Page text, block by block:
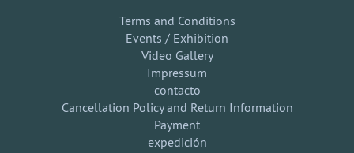
Terms and Conditions
Events / Exhibition
Video Gallery
Impressum
contacto
Cancellation Policy and Return Information
Payment
expedición